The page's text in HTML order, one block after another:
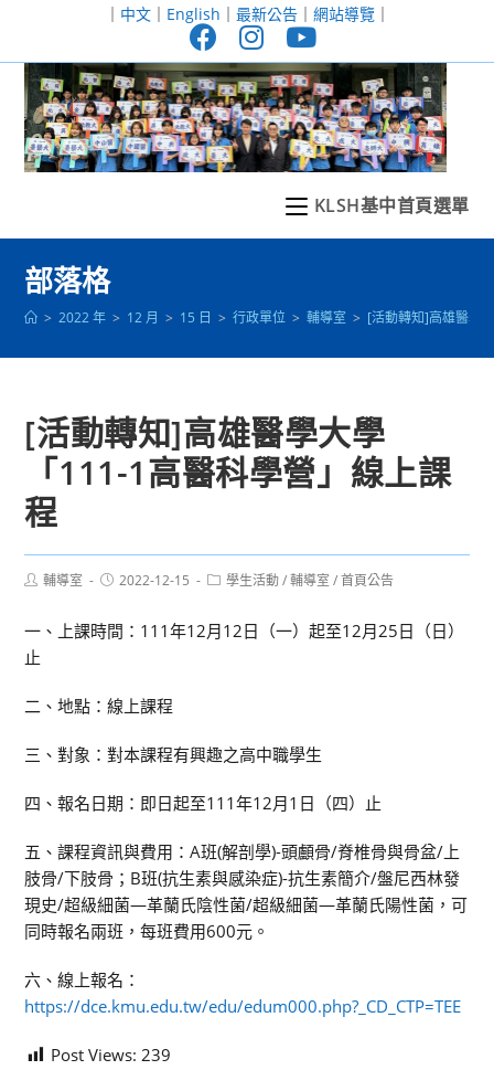
至
｜ 中文｜ English ｜ 最新公告｜ 網站導覽｜
KLSH基中首頁選單
部落格
> 2022 年 > 12 月 > 15 日 > 行政單位 > 輔導室 > [活動轉知]高雄醫學
[活動轉知]高雄醫學大學
「111-1高醫科學營」線上課
程
Post輔導室
Post2022-12-15
Post學生活動 / 輔導室 / 首頁公告
一、上課時間：111年12月12日（一）起至12月25日（日）
止
二、地點：線上課程
三、對象：對本課程有興趣之高中職學生
四、報名日期：即日起至111年12月1日（四）止
五、課程資訊與費用：A班(解剖學)-頭顱骨/脊椎骨與骨盆/上
肢骨/下肢骨；B班(抗生素與感染症)-抗生素簡介/盤尼西林發
現史/超級細菌—革蘭氏陰性菌/超級細菌—革蘭氏陽性菌，可
同時報名兩班，每班費用600元。
六、線上報名：
https://dce.kmu.edu.tw/edu/edum000.php?_CD_CTP=TEE
Post Views: 239